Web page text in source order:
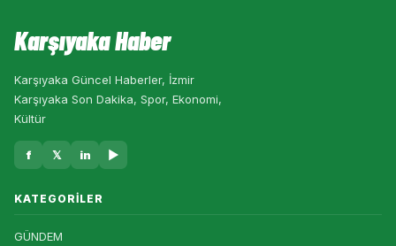
Karşıyaka Haber
Karşıyaka Güncel Haberler, İzmir
Karşıyaka Son Dakika, Spor, Ekonomi,
Kültür
f 𝕏 in ▶
KATEGORILER
GÜNDEM